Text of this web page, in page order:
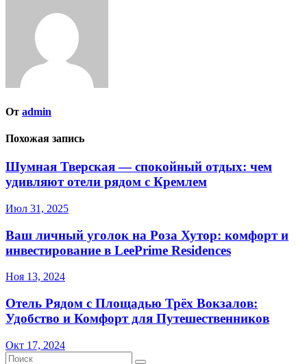
От admin
Похожая запись
Шумная Тверская — спокойный отдых: чем
удивляют отели рядом с Кремлем
Июл 31, 2025
Ваш личный уголок на Роза Хутор: комфорт и
инвестирование в LeePrime Residences
Ноя 13, 2024
Отель Рядом с Площадью Трёх Вокзалов:
Удобство и Комфорт для Путешественников
Окт 17, 2024